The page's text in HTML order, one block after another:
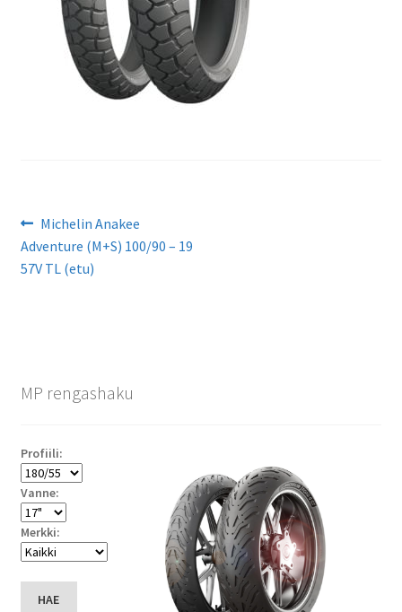
Artikkelien
selaus
Edellinen
artikkeli
Michelin Anakee
Adventure (M+S) 100/90 – 19
57V TL (etu)
MP rengashaku
Profiili:
Vanne:
Merkki:
HAE